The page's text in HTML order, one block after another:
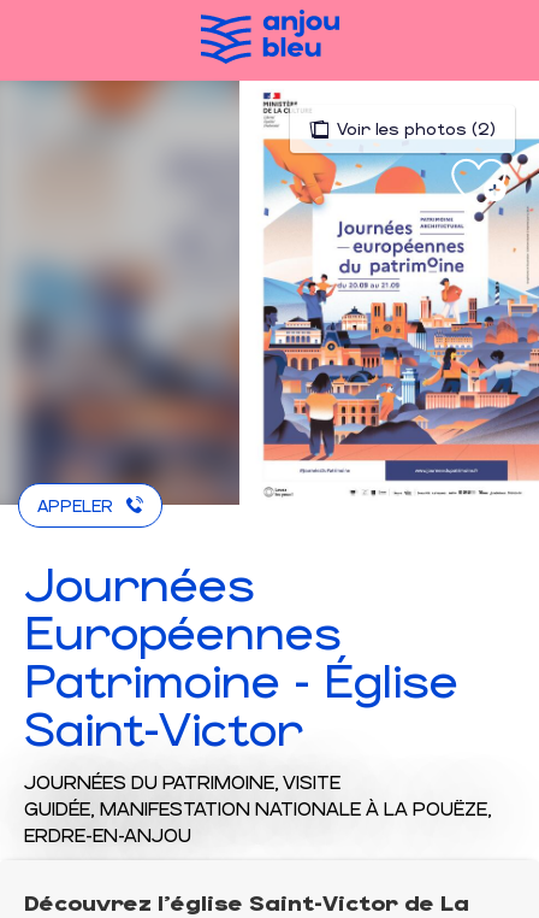
Voir les photos (2)
APPELER
Journées
Européennes
Patrimoine - Église
Saint-Victor
JOURNÉES DU PATRIMOINE, VISITE
GUIDÉE, MANIFESTATION NATIONALE À LA POUËZE,
ERDRE-EN-ANJOU
Découvrez l'église Saint-Victor de La